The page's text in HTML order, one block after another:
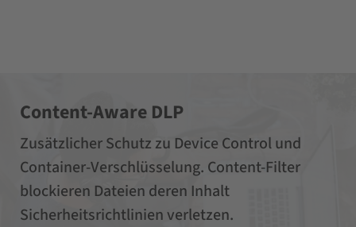
Content-Aware DLP
Zusätzlicher Schutz zu Device Control und
Container-Verschlüsselung. Content-Filter
blockieren Dateien deren Inhalt
Sicherheitsrichtlinien verletzen.